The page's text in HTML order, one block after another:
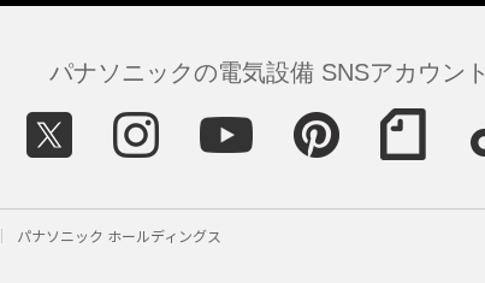
パナソニックの電気設備 SNSアカウント
パナソニック ホールディングス